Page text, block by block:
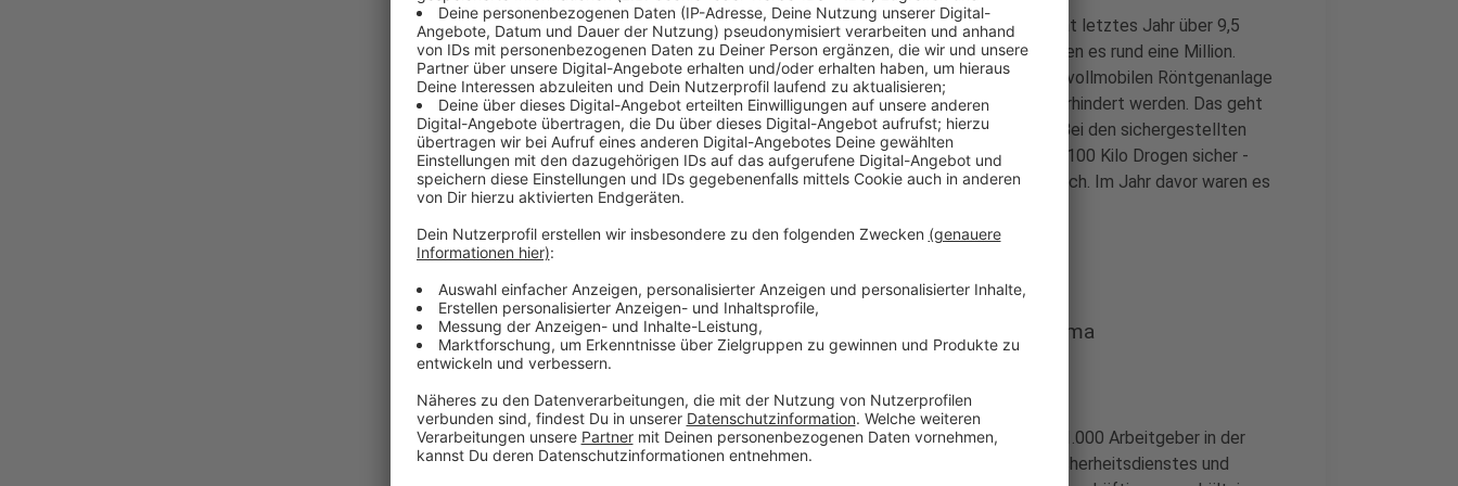
Der Duisburger Zoll, der auch für den Kreis Wesel zuständig ist, hat letztes Jahr über 9,5
Millionen unversteuerte Zigaretten einkassiert. Im Jahr davor waren es rund eine Million.
Hintergrund der starken Zunahme war die Kontrolle mithilfe einer vollmobilen Röntgenanlage
im Juli. Damit konnte ein Steuerschaden von 1,5 Millionen Euro verhindert werden. Das geht
aus der Jahresbilanz des Duisburger Zolls hervor. Die zeigt auch: Bei den sichergestellten
Drogen gab es einen leichten Rückgang: So stellte der Zoll etwa 100 Kilo Drogen sicher -
darunter über 66.000 Ecstasy-Tabletten und über 15 Kilo Haschisch. Im Jahr davor waren es
noch doppelt so viele.
Auch Schwarzarbeit war 2021 wieder Schwerpunktthema
Anzeige
Die Finanzkontrolle Schwarzarbeit hat im vergangenen Jahr über 1.000 Arbeitgeber in der
Region überprüft - etwa im Bereich der Gebäudereinigung, des Sicherheitsdienstes und